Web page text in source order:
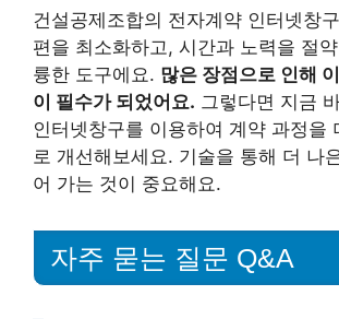
건설공제조합의 전자계약 인터넷창
편을 최소화하고, 시간과 노력을 절
륭한 도구에요. 많은 장점으로 인해
이 필수가 되었어요. 그렇다면 지금
인터넷창구를 이용하여 계약 과정을
로 개선해보세요. 기술을 통해 더 나
어 가는 것이 중요해요.
자주 묻는 질문 Q&A